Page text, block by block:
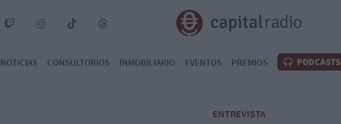
NOTICIAS CONSULTORIOS INMOBILIARIO EVENTOS PREMIOS PODCASTS
ENTREVISTA